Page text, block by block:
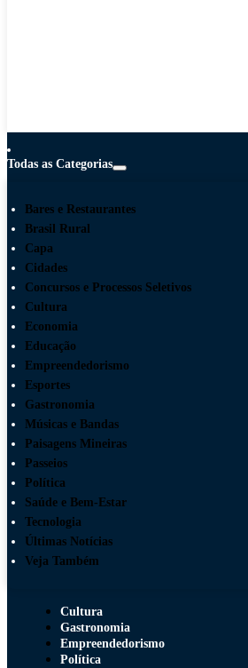
Todas as Categorias
Bares e Restaurantes
Brasil Rural
Capa
Cidades
Concursos e Processos Seletivos
Cultura
Economia
Educação
Empreendedorismo
Esportes
Gastronomia
Músicas e Bandas
Paisagens Mineiras
Passeios
Política
Saúde e Bem-Estar
Tecnologia
Últimas Notícias
Veja Também
Cultura
Gastronomia
Empreendedorismo
Política